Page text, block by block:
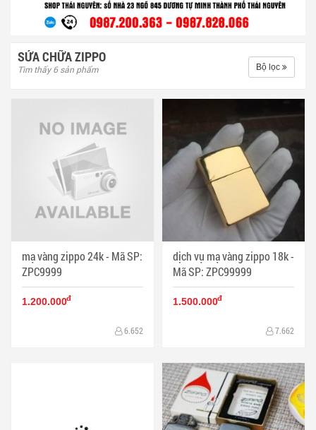
SỬA CHỮA ZIPPO
Tìm thấy 6 sản phẩm Bộ lọc
mạ vàng zippo 24k - Mã SP:
ZPC9999
1.200.000đ
6.652
dịch vụ mạ vàng zippo 18k -
Mã SP: ZPC99999
1.500.000đ
7.662